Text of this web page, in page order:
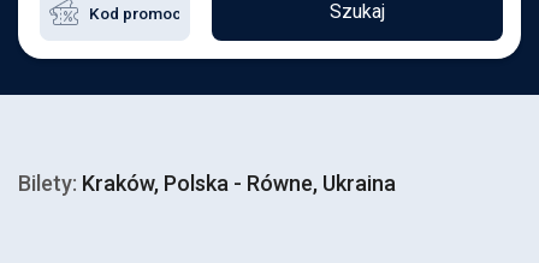
Szukaj
Bilety: Kraków, Polska - Równe, Ukraina